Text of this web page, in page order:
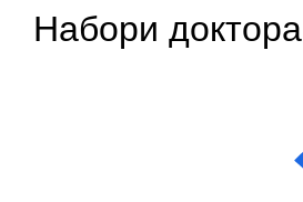
Набори доктора